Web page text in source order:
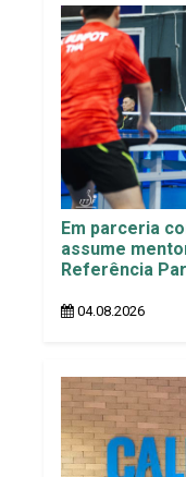
Em parceria
assume
Referência
04.08.2026